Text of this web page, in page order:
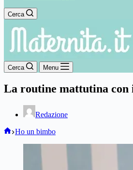
Cerca
Cerca Menu
La routine mattutina con
Redazione
Home
Ho un bimbo